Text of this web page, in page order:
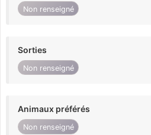
Non renseigné
Sorties
Non renseigné
Animaux préférés
Non renseigné